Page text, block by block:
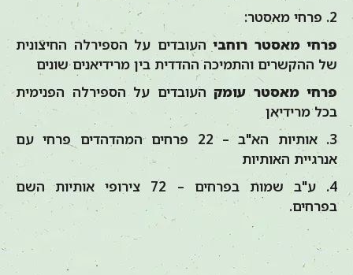
2. פרחי מאסטר:
פרחי מאסטר רוחבי העובדים על הספירלה החיצונית
של ההקשרים והתמיכה ההדדית בין מרידיאנים שונים
פרחי מאסטר עומק העובדים על הספירלה הפנימית
בכל מרידיאן
3. אותיות הא"ב – 22 פרחים המהדהדים פרחי עם
אנרגיית האותיות
4. ע"ב שמות בפרחים – 72 צירופי אותיות השם
בפרחים.